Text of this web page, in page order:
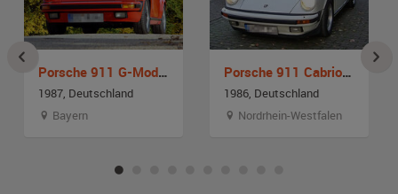
Porsche 911 G-Modell
1987, Deutschland
Bayern
Porsche 911 Cabrio G-Modell
1986, Deutschland
Nordrhein-Westfalen